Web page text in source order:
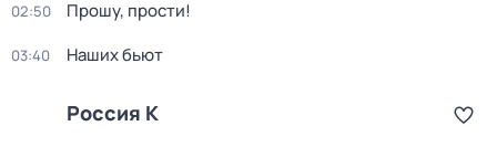
02:50 Прошу, прости!
03:40 Наших бьют
Россия К